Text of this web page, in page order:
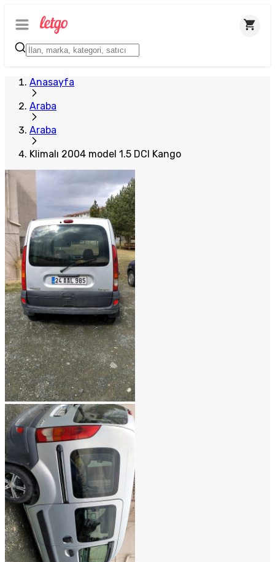
Anasayfa
Araba
Araba
Klimalı 2004 model 1.5 DCI Kango